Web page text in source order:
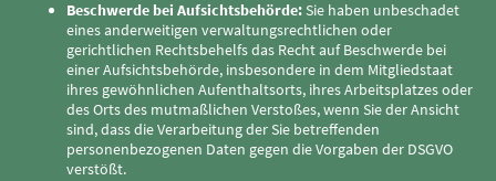
Beschwerde bei Aufsichtsbehörde:Sie haben unbeschadet
eines anderweitigen verwaltungsrechtlichen oder
gerichtlichen Rechtsbehelfs das Recht auf Beschwerde bei
einer Aufsichtsbehörde, insbesondere in dem Mitgliedstaat
ihres gewöhnlichen Aufenthaltsorts, ihres Arbeitsplatzes oder
des Orts des mutmaßlichen Verstoßes, wenn Sie der Ansicht
sind, dass die Verarbeitung der Sie betreffenden
personenbezogenen Daten gegen die Vorgaben der DSGVO
verstößt.